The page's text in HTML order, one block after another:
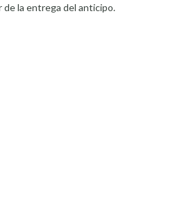
de la entrega del anticipo.